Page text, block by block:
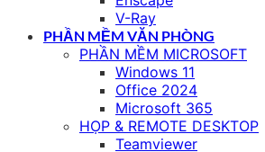
V-Ray
PHẦN MỀM VĂN PHÒNG
PHẦN MỀM MICROSOFT
Windows 11
Office 2024
Microsoft 365
HỌP & REMOTE DESKTOP
Teamviewer